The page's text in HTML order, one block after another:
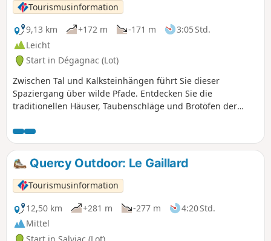
Tourismusinformation
9,13 km
+172 m -171 m
3:05 Std.
Leicht
Start in Dégagnac (Lot)
Zwischen Tal und Kalksteinhängen führt Sie dieser
Spaziergang über wilde Pfade. Entdecken Sie die
traditionellen Häuser, Taubenschläge und Brotöfen der
Quercy Outdoor: Le Gaillard
Tourismusinformation
12,50 km
+281 m -277 m
4:20 Std.
Mittel